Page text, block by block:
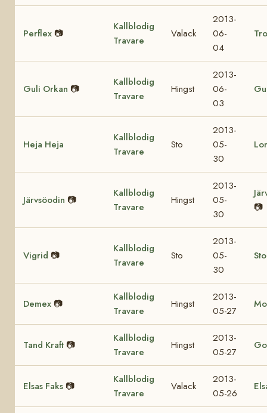
Perflex 📷
Kallblodig
Travare
Valack
2013-
06-
04
Guli Orkan 📷
Kallblodig
Travare
Hingst
2013-
06-
03
Heja Heja
Kallblodig
Travare
Sto
2013-
05-
30
Järvsöodin 📷
Kallblodig
Travare
Hingst
2013-
05-
30
📷
Vigrid 📷
Kallblodig
Travare
Sto
2013-
05-
30
Demex 📷
Kallblodig
Travare
Hingst
2013-
05-27
Tand Kraft 📷
Kallblodig
Travare
Hingst
2013-
05-27
Elsas Faks 📷
Kallblodig
Travare
Valack
2013-
05-26